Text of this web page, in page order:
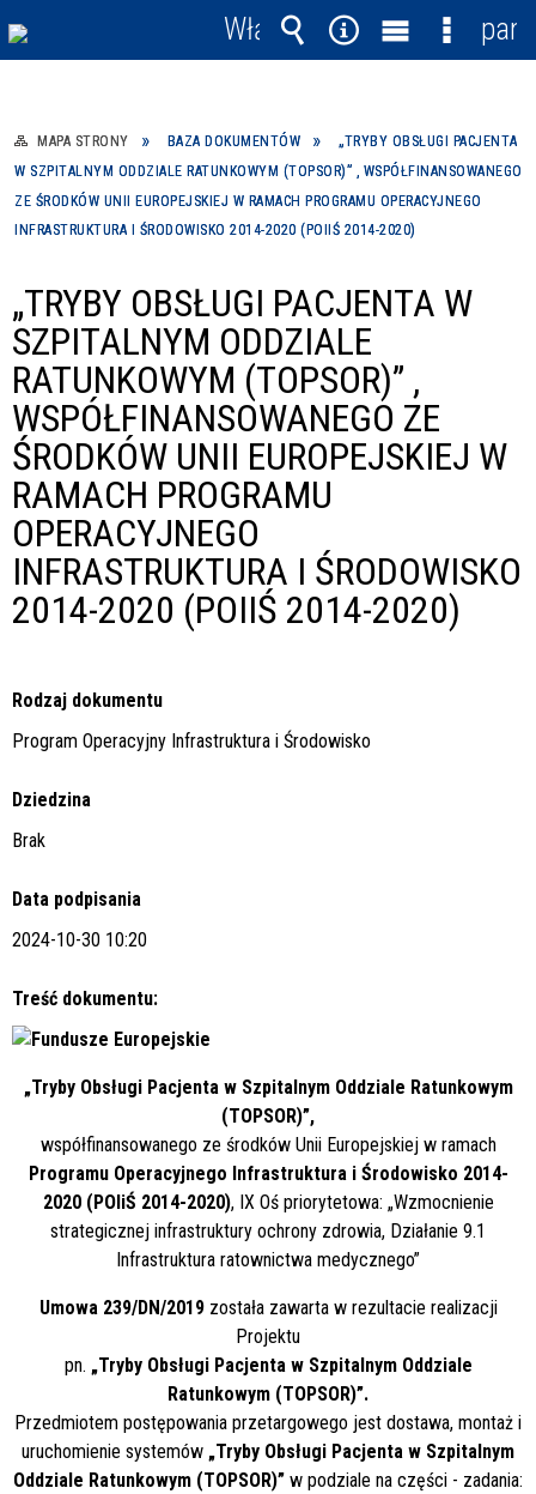
MAPA STRONY BAZA DOKUMENTÓW
„TRYBY OBSŁUGI PACJENTA
W SZPITALNYM ODDZIALE RATUNKOWYM (TOPSOR)” , WSPÓŁFINANSOWANEGO
ZE ŚRODKÓW UNII EUROPEJSKIEJ W RAMACH PROGRAMU OPERACYJNEGO
INFRASTRUKTURA I ŚRODOWISKO 2014-2020 (POIIŚ 2014-2020)
„TRYBY OBSŁUGI PACJENTA W
SZPITALNYM ODDZIALE
RATUNKOWYM (TOPSOR)” ,
WSPÓŁFINANSOWANEGO ZE
ŚRODKÓW UNII EUROPEJSKIEJ W
RAMACH PROGRAMU
OPERACYJNEGO
INFRASTRUKTURA I ŚRODOWISKO
2014-2020 (POIIŚ 2014-2020)
Rodzaj dokumentu
Program Operacyjny Infrastruktura i Środowisko
Dziedzina
Brak
Data podpisania
2024-10-30 10:20
Treść dokumentu:
„Tryby Obsługi Pacjenta w Szpitalnym Oddziale Ratunkowym
(TOPSOR)”,
współfinansowanego ze środków Unii Europejskiej w ramach
Programu Operacyjnego Infrastruktura i Środowisko 2014-
2020 (POIiŚ 2014-2020), IX Oś priorytetowa: „Wzmocnienie
strategicznej infrastruktury ochrony zdrowia, Działanie 9.1
Infrastruktura ratownictwa medycznego”
Umowa 239/DN/2019została zawarta w rezultacie realizacji
Projektu
pn. „Tryby Obsługi Pacjenta w Szpitalnym Oddziale
Ratunkowym (TOPSOR)”.
Przedmiotem postępowania przetargowego jest dostawa, montaż i
uruchomienie systemów „Tryby Obsługi Pacjenta w Szpitalnym
Oddziale Ratunkowym (TOPSOR)” w podziale na części - zadania:
Włącz
powiadomienia
Wyszukiwarka
Narzędzia
MenuMenu